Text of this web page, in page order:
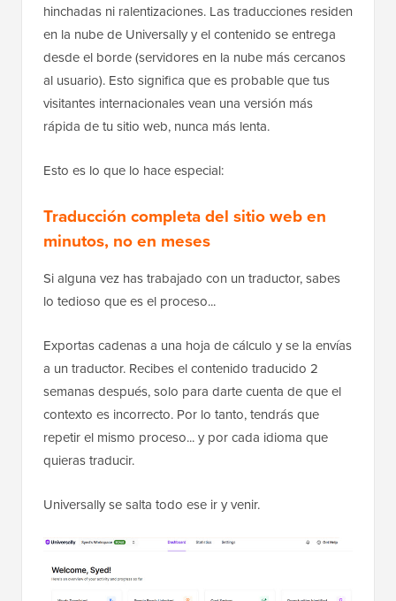
hinchadas ni ralentizaciones. Las traducciones residen
en la nube de Universally y el contenido se entrega
desde el borde (servidores en la nube más cercanos
al usuario). Esto significa que es probable que tus
visitantes internacionales vean una versión más
rápida de tu sitio web, nunca más lenta.
Esto es lo que lo hace especial:
Traducción completa del sitio web en
minutos, no en meses
Si alguna vez has trabajado con un traductor, sabes
lo tedioso que es el proceso...
Exportas cadenas a una hoja de cálculo y se la envías
a un traductor. Recibes el contenido traducido 2
semanas después, solo para darte cuenta de que el
contexto es incorrecto. Por lo tanto, tendrás que
repetir el mismo proceso... y por cada idioma que
quieras traducir.
Universally se salta todo ese ir y venir.